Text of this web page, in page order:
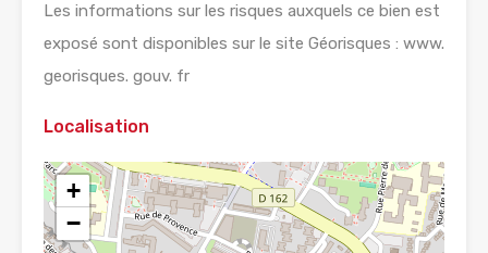
Les informations sur les risques auxquels ce bien est
exposé sont disponibles sur le site Géorisques : www.
georisques. gouv. fr
Localisation
+
−